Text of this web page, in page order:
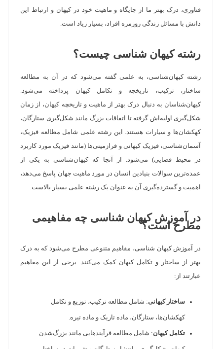
فناوری، درک بهتر ما از جایگاه و ماهیت خود در کیهان و ارتباط این
دانش با مسائل زندگی روزمره افراد، بسیار زیاد است.
رشته کیهان شناسی چیست؟
رشته کیهان‌شناسی، به علمی گفته می‌شود که در آن به مطالعه
ساختار، ترکیب، تاریخچه و تکامل کیهان پرداخته می‌شود.
کیهان‌شناسان به دنبال درک بهتر از ماهیت و تاریخچه کیهان، از زمان
شکل‌گیری اولیه‌اش گرفته تا اتفاقات بزرگ مانند شکل‌گیری ستارگان،
کهکشان‌ها و سیارات هستند. این رشته علمی شامل مطالعه فیزیک،
آسمان‌شناسی، فیزیک کیهانی و فرازمینی‌ها (مانند فیزیک مورد کاربرد
در محیط فضایی) می‌شود. از آنجا که کیهان‌شناسی به یکی از
عمده‌ترین سوالات بنیادین انسان در مورد ماهیت جهان پاسخ می‌دهد،
اهمیت و گسترده‌گیری آن به عنوان یک رشته علمی بسیار بالاست.
در آموزش کیهان شناسی چه مفاهیمی
مطرح است؟
در آموزش کیهان ‌شناسی، مفاهیم متنوعی مطرح می‌شود که به درک
بهتر از ساختار و تکامل کیهان کمک می‌کنند. برخی از این مفاهیم
عبارتند از:
ساختار کیهانی: شامل مطالعه ترکیب، توزیع و تکامل
کهکشان‌ها، ستارگان، ماده تاریک و ماده تیره.
تکامل کیهان: شامل مطالعه فرآیندهایی مانند بزرگ‌شدن